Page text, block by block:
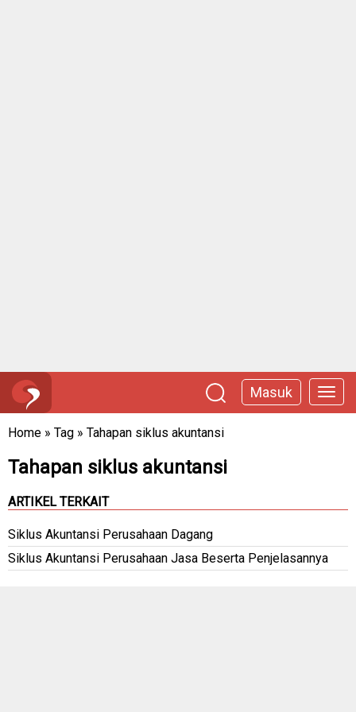
Masuk
Home » Tag » Tahapan siklus akuntansi
Tahapan siklus akuntansi
ARTIKEL TERKAIT
Siklus Akuntansi Perusahaan Dagang
Siklus Akuntansi Perusahaan Jasa Beserta Penjelasannya